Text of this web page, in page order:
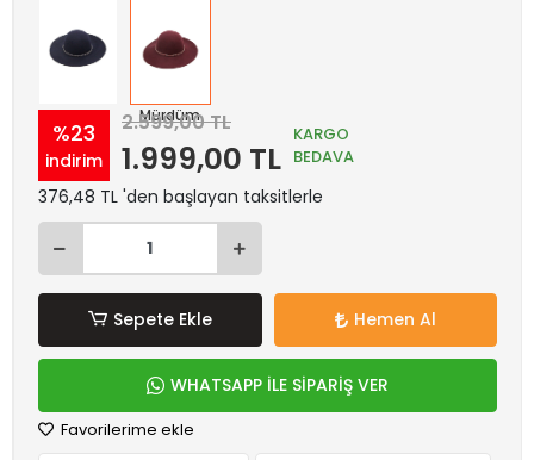
Lacivert Mürdüm
%23
indirim
2.599,00 TL
1.999,00 TL
KARGO
BEDAVA
376,48 TL 'den başlayan taksitlerle
Sepete Ekle Hemen Al
WHATSAPP İLE SİPARİŞ VER
Favorilerime ekle